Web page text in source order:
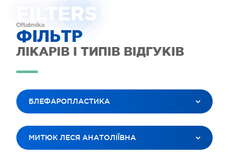
FILTERS
ФІЛЬТР
ЛІКАРІВ І ТИПІВ ВІДГУКІВ
БЛЕФАРОПЛАСТИКА
ВСІ ПОСЛУГИ
ЛАЗЕРНА КОРЕКЦІЯ ЗОРУ
МИТЮК ЛЕСЯ АНАТОЛІЇВНА